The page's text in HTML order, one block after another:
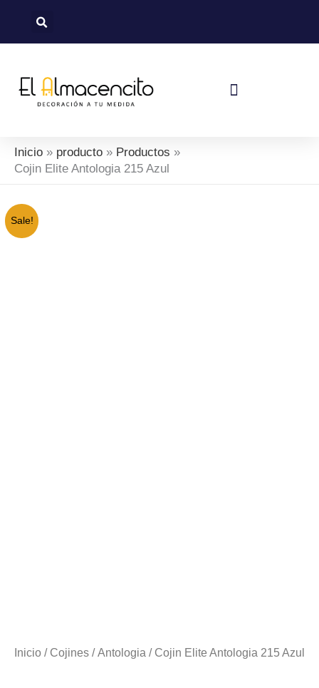
Inicio producto
Productos
Cojin Elite Antologia 215 Azul
Sale!
Inicio / Cojines /Antologia / Cojin Elite Antologia 215 Azul